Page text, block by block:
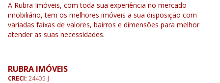
A Rubra Imóveis, com toda sua experiência no mercado
imobiliário, tem os melhores imóveis a sua disposição com
variadas faixas de valores, bairros e dimensões para melhor
atender as suas necessidades.
RUBRA IMÓVEIS
CRECI: 24405-J